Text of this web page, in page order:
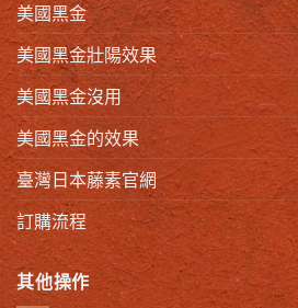
美國黑金
美國黑金壯陽效果
美國黑金沒用
美國黑金的效果
臺灣日本藤素官網
訂購流程
其他操作